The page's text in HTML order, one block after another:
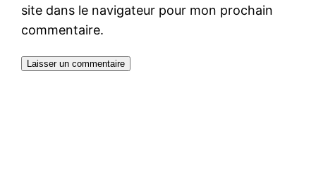
site dans le navigateur pour mon prochain
commentaire.